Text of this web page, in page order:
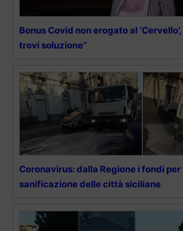
Bonus Covid non erogato al
trovi soluzione”
Coronavirus: dalla Regione i fondi per
sanificazione delle città siciliane